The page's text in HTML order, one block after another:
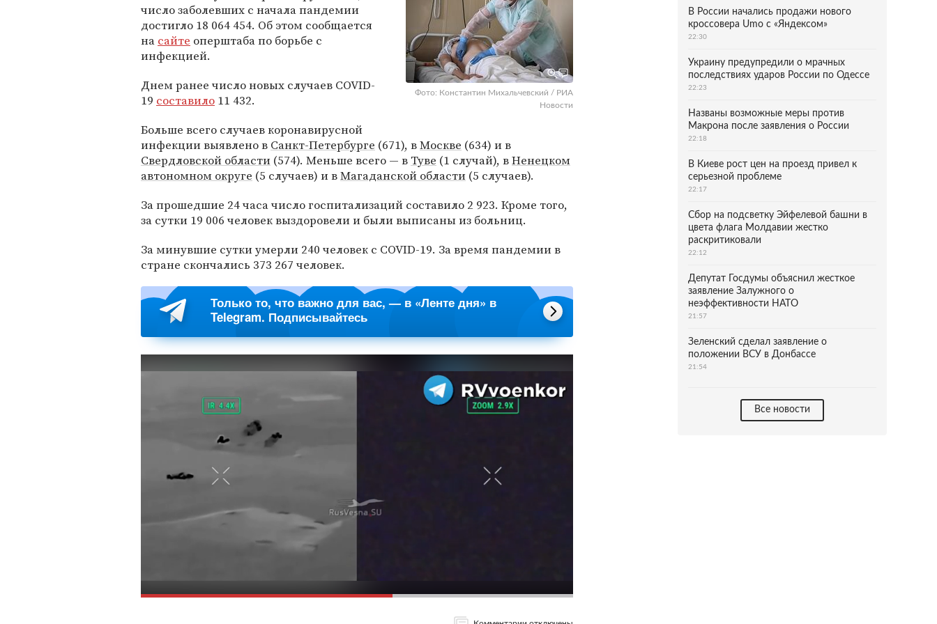
Фото: Константин Михальчевский / РИА
Новости
число заболевших с начала пандемии
достигло 18 064 454. Об этом сообщается
на сайте оперштаба по борьбе с
инфекцией.
Днем ранее число новых случаев COVID-
19 составило 11 432.
Больше всего случаев коронавирусной
инфекции выявлено в Санкт-Петербурге (671), вМоскве (634) и в
Свердловской области (574). Меньше всего — в Туве (1 случай), вНенецком
автономном округе (5 случаев) и вМагаданской области (5 случаев).
За прошедшие 24 часа число госпитализаций составило 2 923. Кроме того,
за сутки 19 006 человек выздоровели и были выписаны из больниц.
За минувшие сутки умерли 240 человек с COVID-19. За время пандемии в
стране скончались 373 267 человек.
Только то, что важно для вас, — в «Ленте дня» в
Telegram. Подписывайтесь
В России начались продажи нового
кроссовера Umo с «Яндексом»
22:30
Украину предупредили о мрачных
последствиях ударов России по Одессе
22:23
Названы возможные меры против
Макрона после заявления о России
22:18
В Киеве рост цен на проезд привел к
серьезной проблеме
22:17
Сбор на подсветку Эйфелевой башни в
цвета флага Молдавии жестко
раскритиковали
22:12
Депутат Госдумы объяснил жесткое
заявление Залужного о
неэффективности НАТО
21:57
Зеленский сделал заявление о
положении ВСУ в Донбассе
21:54
Все новости